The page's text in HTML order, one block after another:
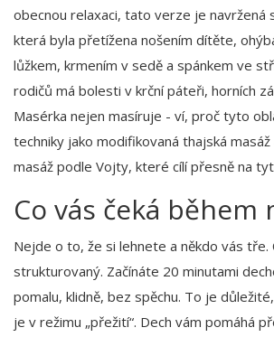
obecnou relaxaci, tato verze je navržená
která byla přetížena nošením dítěte,
lůžkem, krmením v sedě a spánkem ve
rodičů má bolesti v krční páteři, horních
Masérka nejen masíruje - ví, proč tyto
techniky jako modifikovaná thajská
masáž podle Vojty, které cílí přesně na
Co vás čeká během
Nejde o to, že si lehnete a někdo vás tře.
strukturovaný. Začínáte 20 minutami
pomalu, klidně, bez spěchu. To je
je v režimu „přežití“. Dech vám pomáhá